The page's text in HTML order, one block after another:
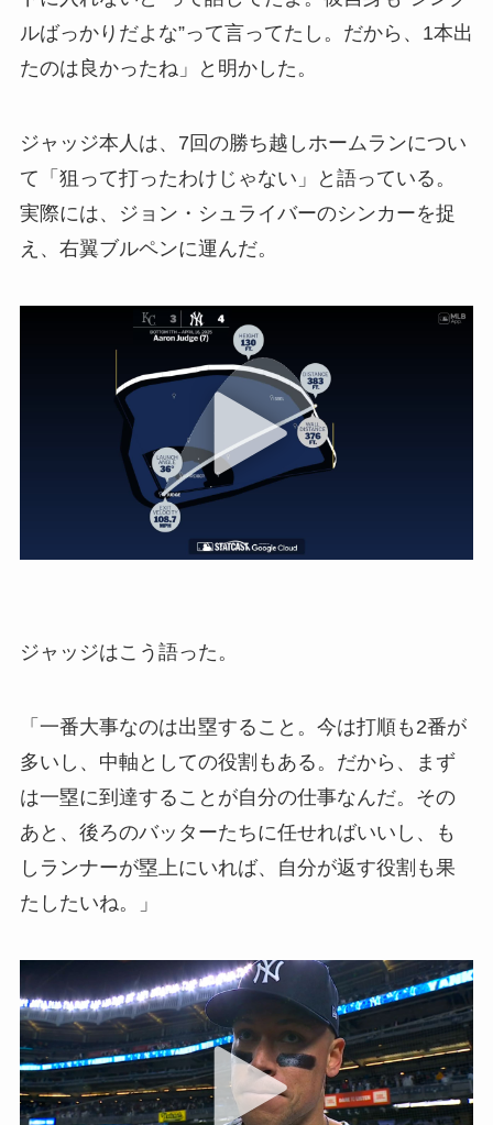
ルばっかりだよな”って言ってたし。だから、1本出
たのは良かったね」と明かした。
ジャッジ本人は、7回の勝ち越しホームランについ
て「狙って打ったわけじゃない」と語っている。
実際には、ジョン・シュライバーのシンカーを捉
え、右翼ブルペンに運んだ。
ジャッジはこう語った。
「一番大事なのは出塁すること。今は打順も2番が
多いし、中軸としての役割もある。だから、まず
は一塁に到達することが自分の仕事なんだ。その
あと、後ろのバッターたちに任せればいいし、も
しランナーが塁上にいれば、自分が返す役割も果
たしたいね。」